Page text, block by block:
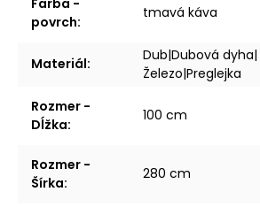
povrch:
tmavá káva
Materiál:
Dub|Dubová dyha|
Železo|Preglejka
Rozmer -
Dĺžka:
100 cm
Rozmer -
Šírka:
280 cm